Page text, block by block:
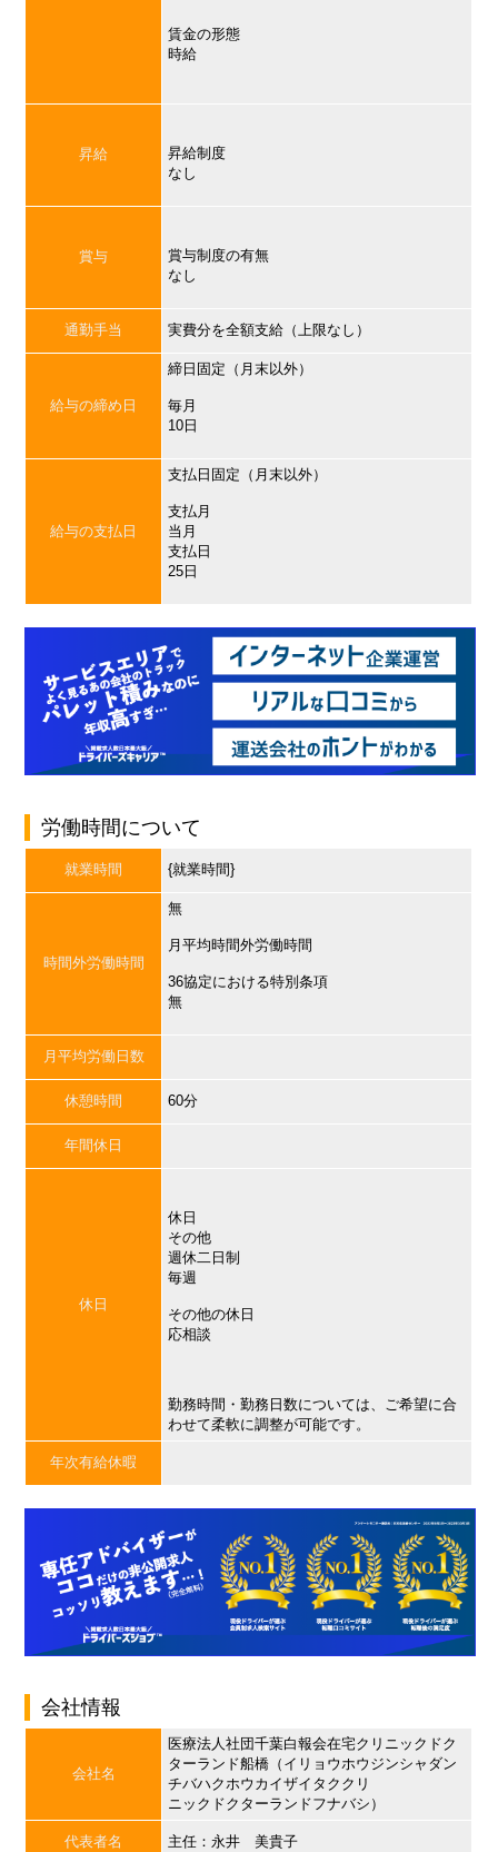
賃金の形態
時給
昇給
昇給制度
なし
賞与
賞与制度の有無
なし
通勤手当 実費分を全額支給（上限なし）
給与の締め日
締日固定（月末以外）
毎月
10日
給与の支払日
支払日固定（月末以外）
支払月
当月
支払日
25日
労働時間について
就業時間 {就業時間}
時間外労働時間
無
月平均時間外労働時間
36協定における特別条項
無
月平均労働日数
休憩時間 60分
年間休日
休日
休日
その他
週休二日制
毎週
その他の休日
応相談
勤務時間・勤務日数については、ご希望に合
わせて柔軟に調整が可能です。
年次有給休暇
会社情報
会社名
医療法人社団千葉白報会在宅クリニックドク
ターランド船橋（イリョウホウジンシャダン
チバハクホウカイザイタククリ
ニックドクターランドフナバシ）
代表者名 主任：永井 美貴子